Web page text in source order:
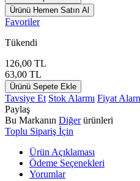
Ürünü Hemen Satın Al
Favoriler
Tükendi
126,00 TL
63,00 TL
Ürünü Sepete Ekle
Tavsiye Et Stok Alarmı Fiyat
Paylaş
Bu Markanın Diğerürünleri
Toplu Sipariş İçin
Ürün Açıklaması
Ödeme Seçenekleri
Yorumlar